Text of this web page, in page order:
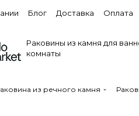
Блог Доставка Оплата
Раковины из камня для
комнаты
из речного камня